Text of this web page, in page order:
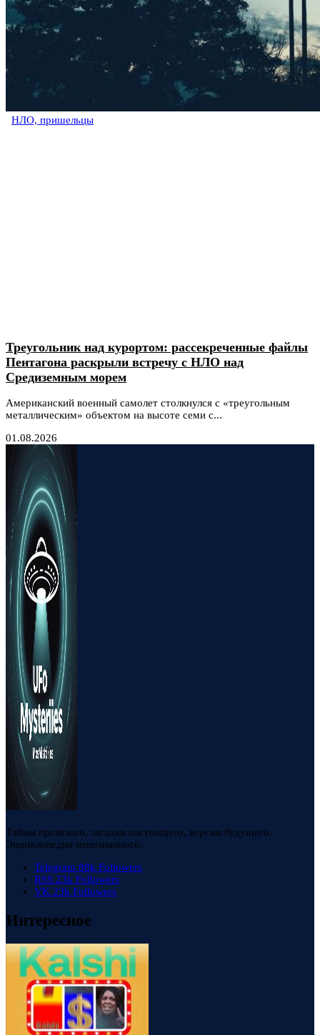
НЛО, пришельцы
Треугольник над курортом: рассекреченные файлы
Пентагона раскрыли встречу с НЛО над
Средиземным морем
Американский военный самолет столкнулся с «треугольным
металлическим» объектом на высоте семи с...
01.08.2026
Тайны прошлого, загадки настоящего, версии будущего.
Энциклопедия непознанного.
Telegram 88k Followers
RSS 23k Followers
VK 23k Followers
Интересное